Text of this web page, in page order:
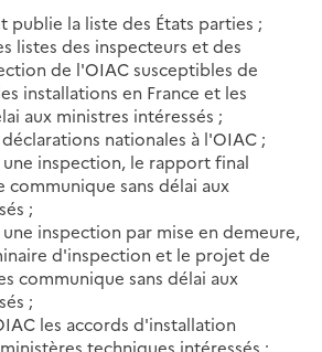
publie la liste des États parties ;
listes des inspecteurs et des
de l'OIAC susceptibles de
installations en France et les
aux ministres intéressés ;
nationales à l'OIAC ;
inspection, le rapport final
sans délai aux
;
inspection par mise en demeure,
d'inspection et le projet de
communique sans délai aux
;
les accords d'installation
techniques intéressés ;